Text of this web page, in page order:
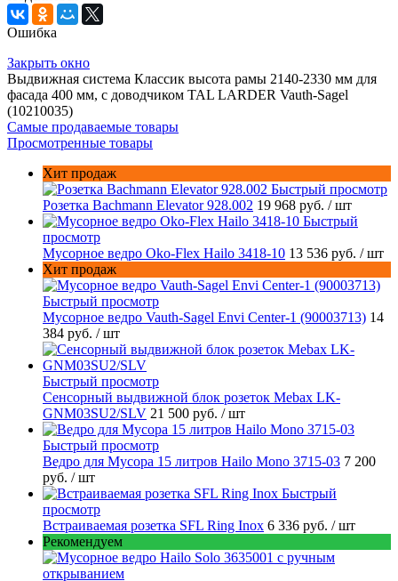
Ошибка
Закрыть окно
Выдвижная система Классик высота рамы 2140-2330 мм для
фасада 400 мм, с доводчиком TAL LARDER Vauth-Sagel
(10210035)
Самые продаваемые товары
Просмотренные товары
Хит продаж
Быстрый просмотр
Розетка Bachmann Elevator 928.002 19 968 руб. / шт
Быстрый
просмотр
Мусорное ведро Oko-Flex Hailo 3418-10 13 536 руб. / шт
Хит продаж
Быстрый просмотр
Мусорное ведро Vauth-Sagel Envi Center-1 (90003713) 14
384 руб. / шт
Быстрый просмотр
Сенсорный выдвижной блок розеток Mebax LK-
GNM03SU2/SLV 21 500 руб. / шт
Быстрый просмотр
Ведро для Мусора 15 литров Hailo Mono 3715-03 7 200
руб. / шт
Быстрый
просмотр
Встраиваемая розетка SFL Ring Inox 6 336 руб. / шт
Рекомендуем